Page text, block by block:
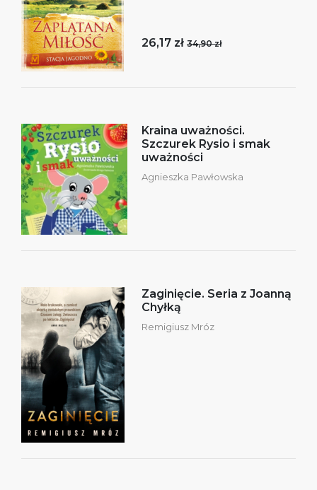
26,17 zł 34,90 zł
Kraina uważności.
Szczurek Rysio i smak
uważności
Agnieszka Pawłowska
Zaginięcie. Seria z Joanną
Chyłką
Remigiusz Mróz